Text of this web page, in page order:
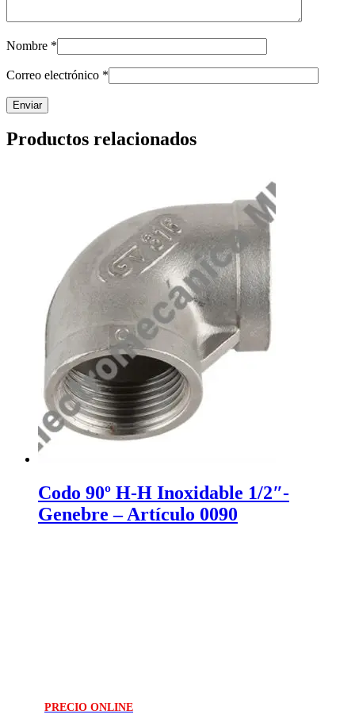
Nombre *
Correo electrónico *
Productos relacionados
Codo 90º H-H Inoxidable 1/2″-
Genebre – Artículo 0090
PRECIO ONLINE